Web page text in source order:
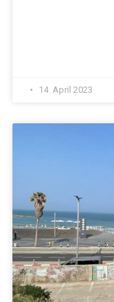
14. April 2023